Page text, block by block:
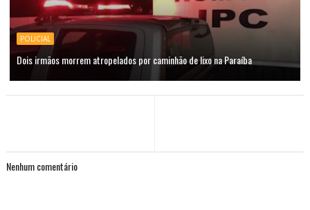
POLICIAL
Dois irmãos morrem atropelados por caminhão de lixo na Paraíba
Nenhum comentário